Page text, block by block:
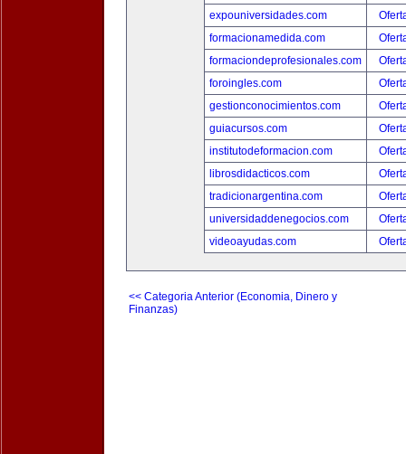
expouniversidades.com
formacionamedida.com
formaciondeprofesionales.com
foroingles.com
gestionconocimientos.com
guiacursos.com
institutodeformacion.com
librosdidacticos.com
tradicionargentina.com
universidaddenegocios.com
videoayudas.com
<< Categoria Anterior (Economia, Dinero y
Finanzas)